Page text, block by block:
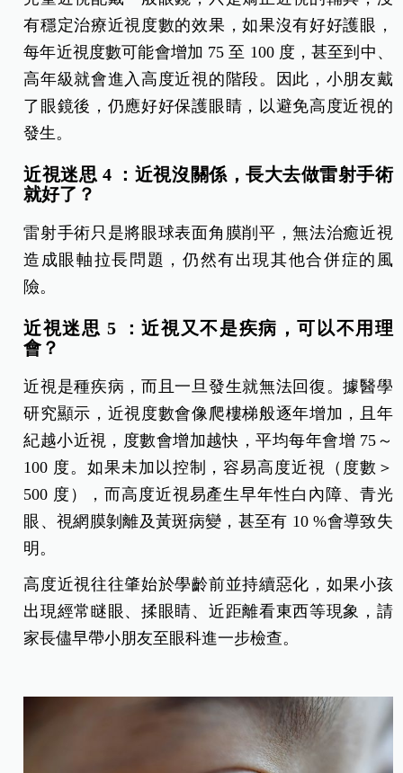
有穩定治療近視度數的效果，如果沒有好好護眼，
每年近視度數可能會增加 75 至 100 度，甚至到中、
高年級就會進入高度近視的階段。因此，小朋友戴
了眼鏡後，仍應好好保護眼睛，以避免高度近視的
發生。
近視迷思 4 ：近視沒關係，長大去做雷射手術
就好了？
雷射手術只是將眼球表面角膜削平，無法治癒近視
造成眼軸拉長問題，仍然有出現其他合併症的風
險。
近視迷思 5 ：近視又不是疾病，可以不用理
會？
近視是種疾病，而且一旦發生就無法回復。據醫學
研究顯示，近視度數會像爬樓梯般逐年增加，且年
紀越小近視，度數會增加越快，平均每年會增 75～
100 度。如果未加以控制，容易高度近視（度數＞
500 度），而高度近視易產生早年性白內障、青光
眼、視網膜剝離及黃斑病變，甚至有 10 %會導致失
明。
高度近視往往肇始於學齡前並持續惡化，如果小孩
出現經常瞇眼、揉眼睛、近距離看東西等現象，請
家長儘早帶小朋友至眼科進一步檢查。